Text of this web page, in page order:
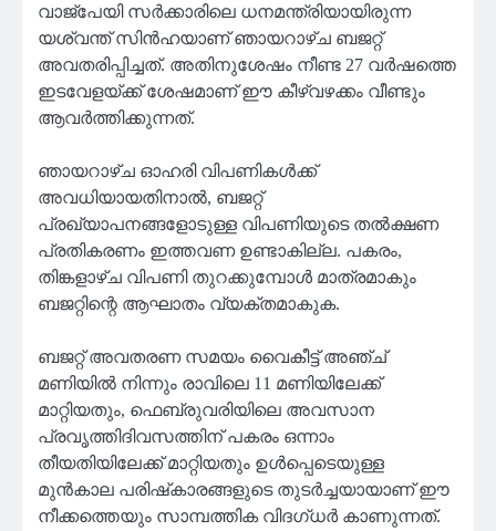
വാജ്പേയി സർക്കാരിലെ ധനമന്ത്രിയായിരുന്ന
യശ്വന്ത് സിൻഹയാണ് ഞായറാഴ്ച ബജറ്റ്
അവതരിപ്പിച്ചത്. അതിനുശേഷം നീണ്ട 27 വർഷത്തെ
ഇടവേളയ്ക്ക് ശേഷമാണ് ഈ കീഴ്വഴക്കം വീണ്ടും
ആവർത്തിക്കുന്നത്.
ഞായറാഴ്ച ഓഹരി വിപണികൾക്ക്
അവധിയായതിനാൽ, ബജറ്റ്
പ്രഖ്യാപനങ്ങളോടുള്ള വിപണിയുടെ തൽക്ഷണ
പ്രതികരണം ഇത്തവണ ഉണ്ടാകില്ല. പകരം,
തിങ്കളാഴ്ച വിപണി തുറക്കുമ്പോൾ മാത്രമാകും
ബജറ്റിന്റെ ആഘാതം വ്യക്തമാകുക.
ബജറ്റ് അവതരണ സമയം വൈകീട്ട് അഞ്ച്
മണിയിൽ നിന്നും രാവിലെ 11 മണിയിലേക്ക്
മാറ്റിയതും, ഫെബ്രുവരിയിലെ അവസാന
പ്രവൃത്തിദിവസത്തിന് പകരം ഒന്നാം
തീയതിയിലേക്ക് മാറ്റിയതും ഉൾപ്പെടെയുള്ള
മുൻകാല പരിഷ്‌കാരങ്ങളുടെ തുടർച്ചയായാണ് ഈ
നീക്കത്തെയും സാമ്പത്തിക വിദഗ്ധർ കാണുന്നത്.